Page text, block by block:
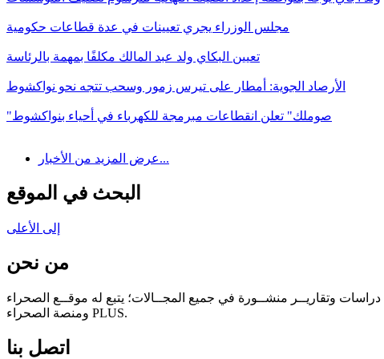
مجلس الوزراء يجري تعيينات في عدة قطاعات حكومية
تعيين البكاي ولد عبد المالك مكلفًا بمهمة بالرئاسة
الأرصاد الجوية: أمطار على تيرس زمور وسحب تتجه نحو نواكشوط
"صوملك" تعلن انقطاعات مبرمجة للكهرباء في أحياء بنواكشوط
عرض المزيد من الأخبار...
البحث في الموقع
إلى الأعلى
من نحن
دراسات وتقاريــر منشــورة في جميع المجــالات؛ يتبع له موقــع الصحراء
ومنصة الصحراء PLUS.
اتصل بنا